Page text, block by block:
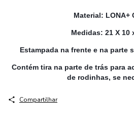
Material: LONA+
Medidas: 21 X 10
Estampada na frente e na parte
Contém tira na parte de trás para
de rodinhas, se
Compartilhar